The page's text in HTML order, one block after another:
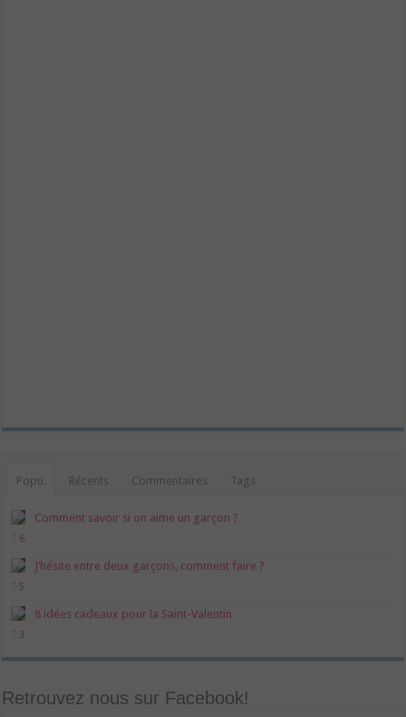
Popu. Récents Commentaires Tags
Comment savoir si on aime un garçon ?
6
J’hésite entre deux garçons, comment faire ?
5
8 idées cadeaux pour la Saint-Valentin
3
Retrouvez nous sur Facebook!